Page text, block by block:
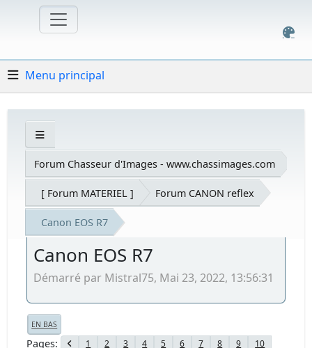
Menu principal
Forum Chasseur d'Images - www.chassimages.com
[ Forum MATERIEL ] Forum CANON reflex
Canon EOS R7
Canon EOS R7
Démarré par Mistral75, Mai 23, 2022, 13:56:31
EN BAS
Pages 1 2 3 4 5 6 7 8 9
10